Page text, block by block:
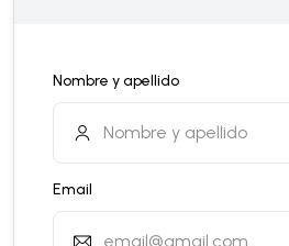
Nombre y apellido
Email